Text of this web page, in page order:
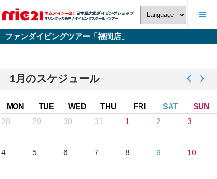
ファンダイビングツアー「福岡店」
1月のスケジュール
MON TUE WED THU FRI SAT
SUN
28
29 30 31 1 2 3
4 5 6 7 8 9 10